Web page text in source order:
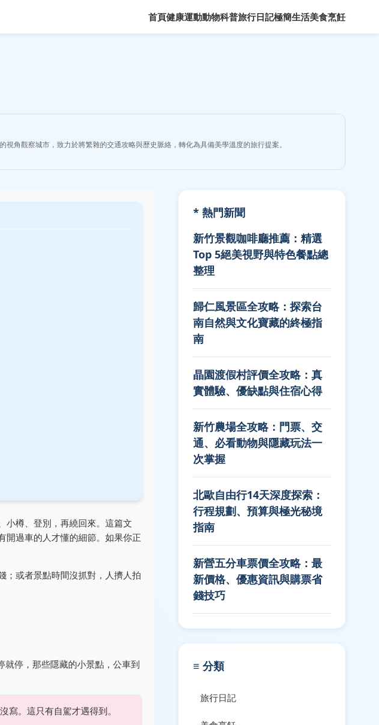
首頁健康運動動物科普旅行日記極簡生活美食烹飪
角觀察城市，致力於將繁雜的交通攻略與歷史脈絡，轉化為具備美學溫度的旅行提案。
小樽、登別，再繞回來。這篇文
開過車的人才懂的細節。如果你正
；或者景點時間沒抓對，人擠人拍
就停，那些隱藏的小景點，公車到
。這只有自駕才遇得到。
* 熱門新聞
新竹景觀咖啡廳推薦：精選
Top 5絕美視野與特色餐點總
整理
歸仁風景區全攻略：探索台
南自然與文化寶藏的終極指
南
晶園渡假村評價全攻略：真
實體驗、優缺點與住宿心得
新竹農場全攻略：門票、交
通、必看動物與隱藏玩法一
次掌握
北歐自由行14天深度探索：
行程規劃、預算與極光秘境
指南
新營五分車票價全攻略：最
新價格、優惠資訊與購票省
錢技巧
≡ 分類
旅行日記